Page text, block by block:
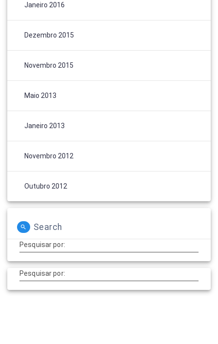
Janeiro 2016
Dezembro 2015
Novembro 2015
Maio 2013
Janeiro 2013
Novembro 2012
Outubro 2012
Search
Pesquisar por:
Pesquisar por: